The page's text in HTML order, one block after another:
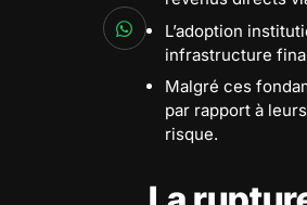
L’adoption
infrastructure
Malgré ces
par rapport à
risque.